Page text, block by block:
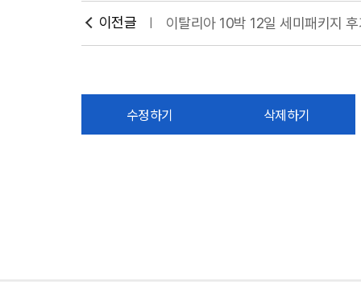
이전글 이탈리아 10박 12일 세미패키지
수정하기 삭제하기